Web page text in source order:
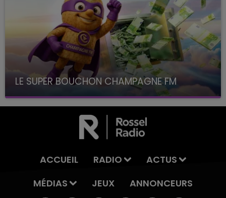
LE SUPER BOUCHON CHAMPAGNE FM
avec La Famille Champagne FM, à 8H10
ACCUEIL RADIO
ACTUS
MÉDIAS
JEUX ANNONCEURS